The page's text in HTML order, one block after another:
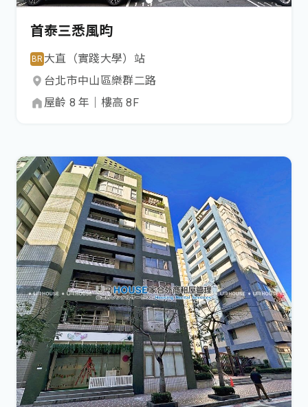
首泰三悉風昀
BR 大直（實踐大學） 站
台北市中山區樂群二路
屋齡 8 年 樓高 8 F